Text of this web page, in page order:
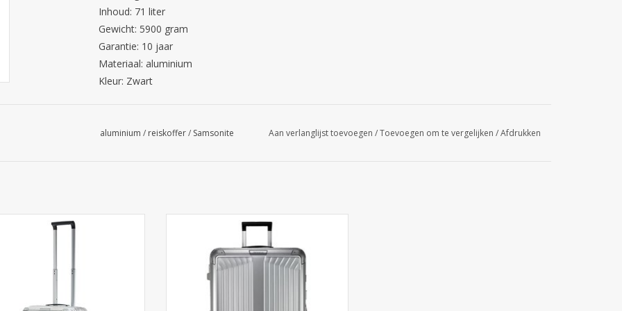
Inhoud: 71 liter
Gewicht: 5900 gram
Garantie: 10 jaar
Materiaal: aluminium
Kleur: Zwart
aluminium / reiskoffer/ Samsonite Aan verlanglijst toevoegen /Toevoegen om te vergelijken /Afdrukken
de Samsonite Lite-Box Alu Spinner
Luxe aluminium handbagage
AAN WINKELWAGEN
Aluminium reiskoffer grote maat van
Samsonite. Uw bagage zit gegarandeerd
veilig opgeborgen in deze ultra veilige
sterke koffer. Winkel in Arnhem of online
bestellen met GRATIS same day delivery
TOEVOEGEN AAN WINKELWAGEN